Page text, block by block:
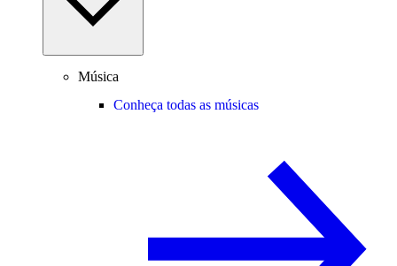
Música
Conheça todas as músicas